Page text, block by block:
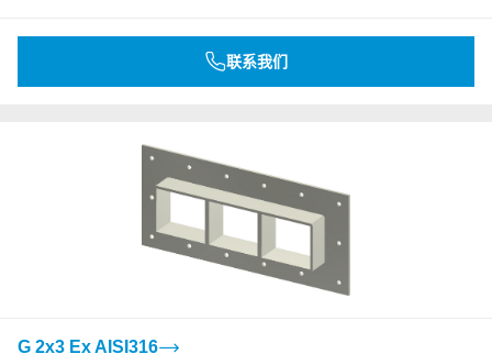
联系我们
G 2x3 Ex AISI316